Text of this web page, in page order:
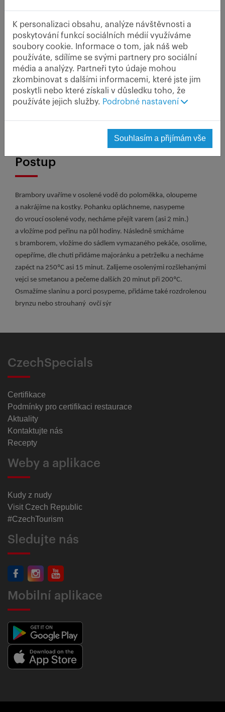
pepř
majoránka
zelená petrželka
na posyp slanina brynza, ovčí sýr
Krajová specialita z tradičních surovin našich
předků - brambor, pohanky a ovčího sýra.
Regionální specialita východní Moravy.
Postup
Brambory uvaříme v osolené vodě do poloměkka, oloupeme
a nakrájíme na kostky. Pohanku opláchneme, nasypeme
do vroucí osolené vody, necháme přejít varem (asi 2 min.)
a vložíme pod peřinu na půl hodiny. Následně smícháme
s bramborem, vložíme do sádlem vymazaného pekáče, osolíme,
opepříme, dle chuti přidáme majoránku a petrželku a necháme
zapéct na 250ºC asi 15 minut. Zalijeme osolenými rozšlehanými
vejci se smetanou a pečeme dalších 20 minut při 200ºC.
Osmažíme slaninu a porci posypeme, přidáme také rozdrolenou
brynzu nebo strouhaný ovčí sýr
CzechSpecials
Certifikace
Podmínky pro certifikaci restaurace
Aktuality
Kontaktujte nás
Recepty
Weby a aplikace
Kudy z nudy
Visit Czech Republic
#CzechTourism
Sledujte nás
Mobilní aplikace
K personalizaci obsahu, analýze návštěvnosti a
poskytování funkcí sociálních médií využíváme
soubory cookie. Informace o tom, jak náš web
používáte, sdílíme se svými partnery pro sociální
média a analýzy. Partneři tyto údaje mohou
zkombinovat s dalšími informacemi, které jste jim
poskytli nebo které získali v důsledku toho, že
používáte jejich služby. Podrobné nastavení
Souhlasím a přijímám vše